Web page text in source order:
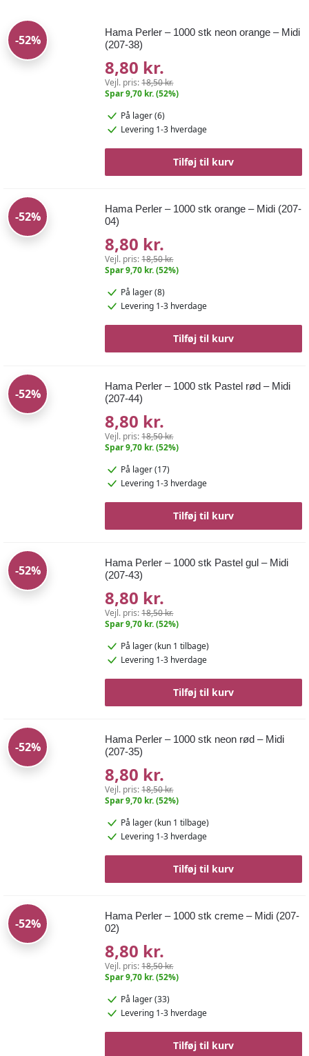
-52%
Hama Perler – 1000 stk neon orange – Midi
(207-38)
8,80 kr.
Vejl. pris:18,50 kr.
Spar 9,70 kr. (52%)
På lager (6)
Levering 1-3 hverdage
Tilføj til kurv
-52%
Hama Perler – 1000 stk orange – Midi (207-
04)
8,80 kr.
Vejl. pris:18,50 kr.
Spar 9,70 kr. (52%)
På lager (8)
Levering 1-3 hverdage
Tilføj til kurv
-52%
Hama Perler – 1000 stk Pastel rød – Midi
(207-44)
8,80 kr.
Vejl. pris:18,50 kr.
Spar 9,70 kr. (52%)
På lager (17)
Levering 1-3 hverdage
Tilføj til kurv
-52%
Hama Perler – 1000 stk Pastel gul – Midi
(207-43)
8,80 kr.
Vejl. pris:18,50 kr.
Spar 9,70 kr. (52%)
På lager(kun 1 tilbage)
Levering 1-3 hverdage
Tilføj til kurv
-52%
Hama Perler – 1000 stk neon rød – Midi
(207-35)
8,80 kr.
Vejl. pris:18,50 kr.
Spar 9,70 kr. (52%)
På lager(kun 1 tilbage)
Levering 1-3 hverdage
Tilføj til kurv
-52%
Hama Perler – 1000 stk creme – Midi (207-
02)
8,80 kr.
Vejl. pris:18,50 kr.
Spar 9,70 kr. (52%)
På lager (33)
Levering 1-3 hverdage
Tilføj til kurv